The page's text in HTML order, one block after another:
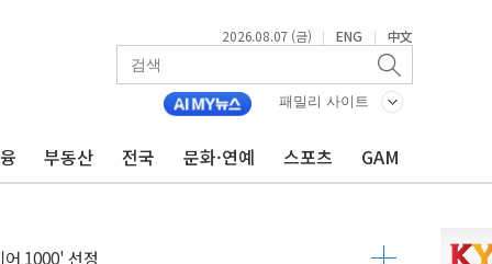
2026.08.07 (금) | ENG | 中文
패밀리 사이트
부동산 전국 문화·연예 스포츠 GAM
매장 판매
장외거래 청산결제 인프라 구축 착수
8' 전용 액세서리 출시